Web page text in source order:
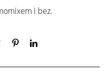
i bez.